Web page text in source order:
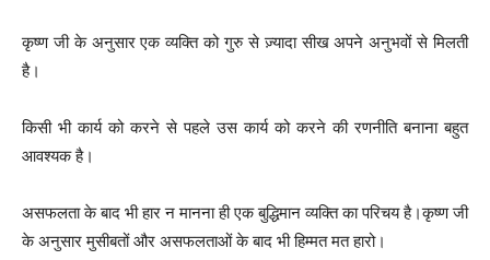
कृष्ण जी के अनुसार एक व्यक्ति को गुरु से ज़्यादा सीख अपने अनुभवों से मिलती
है।
किसी भी कार्य को करने से पहले उस कार्य को करने की रणनीति बनाना बहुत
आवश्यक है।
असफलता के बाद भी हार न मानना ही एक बुद्धिमान व्यक्ति का परिचय है।कृष्ण जी
के अनुसार मुसीबतों और असफलताओं के बाद भी हिम्मत मत हारो।